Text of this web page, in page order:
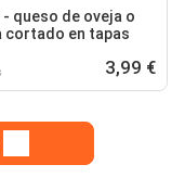
- queso de oveja o
cortado en tapas
3,99 €